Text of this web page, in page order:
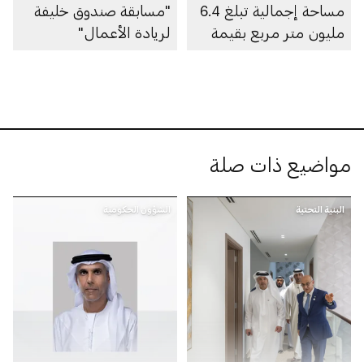
مساحة إجمالية تبلغ 6.4
مليون متر مربع بقيمة
"مسابقة صندوق خليفة
لريادة الأعمال"
مواضيع ذات صلة
البنية التحتية الشؤون الحكومية